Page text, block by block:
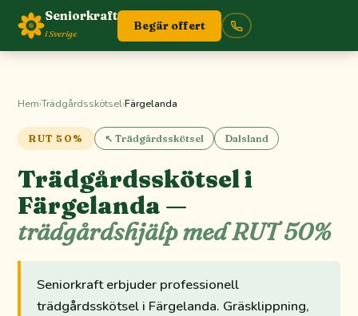
Seniorkraft
i Sverige
Begär offert
Hem›Trädgårdsskötsel›Färgelanda
RUT 50% ↖ Trädgårdsskötsel Dalsland
Trädgårdsskötsel i
Färgelanda —
trädgårdshjälp med RUT 50%
Seniorkraft erbjuder professionell
trädgårdsskötsel i Färgelanda. Gräsklippning,